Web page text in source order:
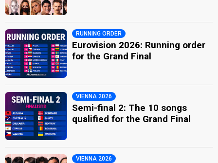
RUNNING ORDER
Eurovision 2026: Running order
for the Grand Final
VIENNA 2026
Semi-final 2: The 10 songs
qualified for the Grand Final
VIENNA 2026